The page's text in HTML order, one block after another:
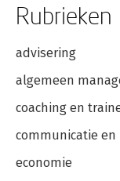
Rubrieken
advisering
algemeen
coaching en
communicatie en
economie